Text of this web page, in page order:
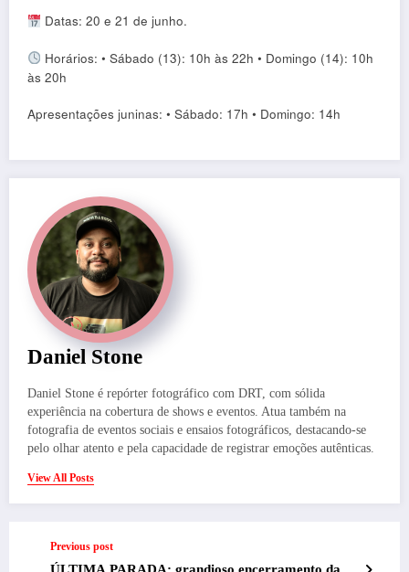
Datas: 20 e 21 de junho.
Horários: • Sábado (13): 10h às 22h • Domingo (14): 10h
às 20h
Apresentações juninas: • Sábado: 17h • Domingo: 14h
Daniel Stone
Daniel Stone é repórter fotográfico com DRT, com sólida
experiência na cobertura de shows e eventos. Atua também na
fotografia de eventos sociais e ensaios fotográficos, destacando-se
pelo olhar atento e pela capacidade de registrar emoções autênticas.
View All Posts
Previous post
ÚLTIMA PARADA: grandioso encerramento da